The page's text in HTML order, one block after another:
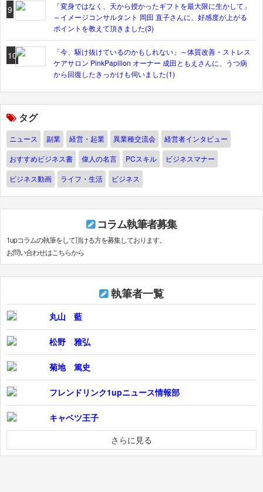
9
「変身ではなく、天から授かったギフトを最大限に生かして」
～イメージコンサルタント 岡田 直子さんに、好感度が上がる
ポイントを教えて頂きました(3)
10
「今、駆け抜けているのかもしれない」～体質改善・ストレス
ケアサロン PinkPapillon オーナー 成田ともえさんに、うつ病
から回復したきっかけも伺いました(1)
タグ
ニュース 副業 経営・起業 異業種交流会
経営者インタビュー
おすすめビジネス書
偉人の名言 PCスキル
ビジネスマナー
ビジネス動画
ライフ・生活 ビジネス
コラム執筆者募集
1upコラムの執筆をして頂ける方を募集しております。
お問い合わせはこちらから
執筆者一覧
丸山 藍
松野 雅弘
菊地 篤史
フレンドリンク1upニュース情報部
キャベツ王子
さらに見る